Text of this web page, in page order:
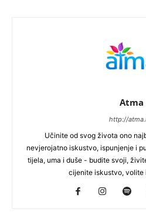
Atma
http://
Učinite od svog života ono
nevjerojatno iskustvo, ispunjenje i
tijela, uma i duše - budite svoji,
cijenite iskustvo, volite